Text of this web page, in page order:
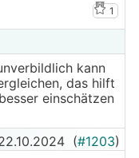
in Österreich
Korrektur
ÖNB sagt
sind
eine Frechheit
schöne
zahlen muss.
des letzten
im
1
kann
das hilft
einschätzen
(#1203)